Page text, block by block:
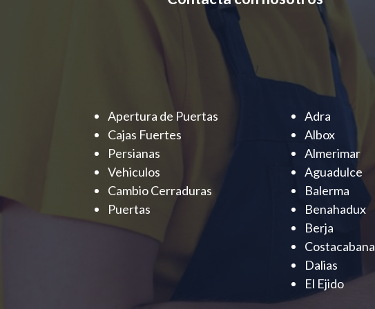
Apertura de Puertas
Cajas Fuertes
Persianas
Vehiculos
Cambio Cerraduras
Puertas
Adra
Albox
Almerimar
Aguadulce
Balerma
Benahadux
Berja
Costacabana
Dalias
El Ejido